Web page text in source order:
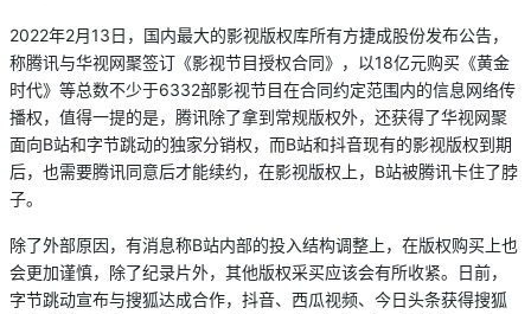
2022年2月13日，国内最大的影视版权库所有方捷成股份发布公告，
称腾讯与华视网聚签订《影视节目授权合同》，以18亿元购买《黄金
时代》等总数不少于6332部影视节目在合同约定范围内的信息网络传
播权，值得一提的是，腾讯除了拿到常规版权外，还获得了华视网聚
面向B站和字节跳动的独家分销权，而B站和抖音现有的影视版权到期
后，也需要腾讯同意后才能续约，在影视版权上，B站被腾讯卡住了脖
子。
除了外部原因，有消息称B站内部的投入结构调整上，在版权购买上也
会更加谨慎，除了纪录片外，其他版权采买应该会有所收紧。日前，
字节跳动宣布与搜狐达成合作，抖音、西瓜视频、今日头条获得搜狐